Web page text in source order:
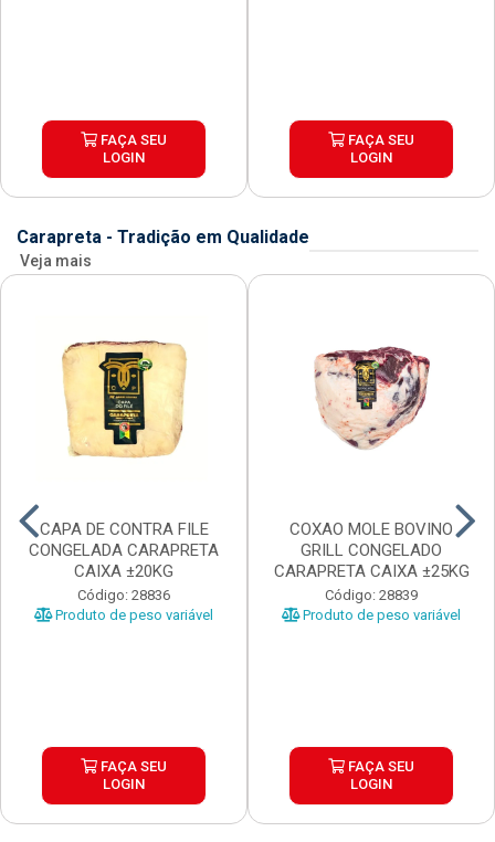
FAÇA SEU
LOGIN
FAÇA SEU
LOGIN
Carapreta - Tradição em Qualidade
Veja mais
CAPA DE CONTRA FILE
CONGELADA CARAPRETA
CAIXA ±20KG
Código: 28836
Produto de peso variável
FAÇA SEU
LOGIN
COXAO MOLE BOVINO
GRILL CONGELADO
CARAPRETA CAIXA ±25KG
Código: 28839
Produto de peso variável
FAÇA SEU
LOGIN